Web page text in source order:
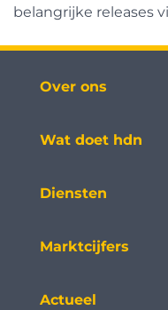
belangrijke releases
Over ons
Wat doet hdn
Diensten
Marktcijfers
Actueel